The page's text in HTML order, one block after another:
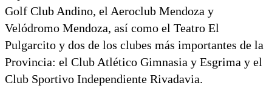
Golf Club Andino, el Aeroclub Mendoza y
Velódromo Mendoza, así como el Teatro El
Pulgarcito y dos de los clubes más importantes de la
Provincia: el Club Atlético Gimnasia y Esgrima y el
Club Sportivo Independiente Rivadavia.